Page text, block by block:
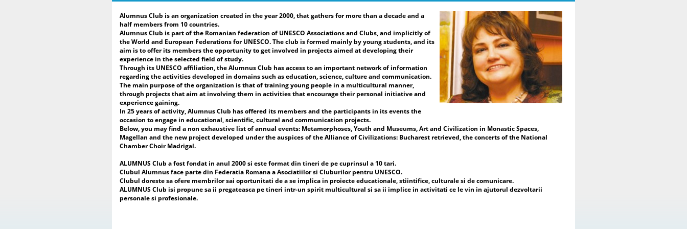
realizată de Dr. Daniela Popescu,
Președinte de Onoare al ENAFCAU,
Vicepreședinte pentru Europa al
Federației Mondiale a Asociațiilor și
Cluburilor pentru UNESCO (WFUCA),
Președinte al Alumnus Club pentru
UNESCO și Secretar General al
Federației Române a Asociațiilor și
Cluburilor pentru UNESCO.
În mesajul de deschidere, Dr.
decât o expoziție de artă – este o
întâlnire a sufletelor, a culturilor și a
evidențiat sprijinul acordat de
mișcarea cluburilor pentru UNESCO
Alumnus Club is an organization created in the year 2000, that gathers for more than a decade and a
half members from 10 countries.
Alumnus Club is part of the Romanian federation of UNESCO Associations and Clubs, and implicitly of
the World and European Federations for UNESCO. The club is formed mainly by young students, and its
aim is to offer its members the opportunity to get involved in projects aimed at developing their
experience in the selected field of study.
Through its UNESCO affiliation, the Alumnus Club has access to an important network of information
regarding the activities developed in domains such as education, science, culture and communication.
The main purpose of the organization is that of training young people in a multicultural manner,
through projects that aim at involving them in activities that encourage their personal initiative and
experience gaining.
In 25 years of activity, Alumnus Club has offered its members and the participants in its events the
occasion to engage in educational, scientific, cultural and communication projects.
Below, you may find a non exhaustive list of annual events: Metamorphoses, Youth and Museums, Art and Civilization in Monastic Spaces,
Magellan and the new project developed under the auspices of the Alliance of Civilizations: Bucharest retrieved, the concerts of the National
Chamber Choir Madrigal.
ALUMNUS Club a fost fondat in anul 2000 si este format din tineri de pe cuprinsul a 10 tari.
Clubul Alumnus face parte din Federatia Romana a Asociatiilor si Cluburilor pentru UNESCO.
Clubul doreste sa ofere membrilor sai oportunitati de a se implica in proiecte educationale, stiintifice, culturale si de comunicare.
ALUMNUS Club isi propune sa ii pregateasca pe tineri intr-un spirit multicultural si sa ii implice in activitati ce le vin in ajutorul dezvoltarii
personale si profesionale.